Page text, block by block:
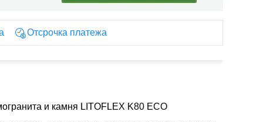
Отсрочка платежа
и камня LITOFLEX K80 ECO